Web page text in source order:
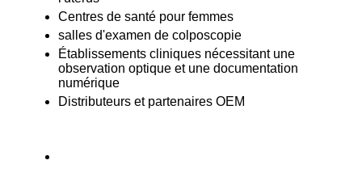
Centres de santé pour femmes
salles d'examen de colposcopie
Établissements cliniques nécessitant une
observation optique et une documentation
numérique
Distributeurs et partenaires OEM